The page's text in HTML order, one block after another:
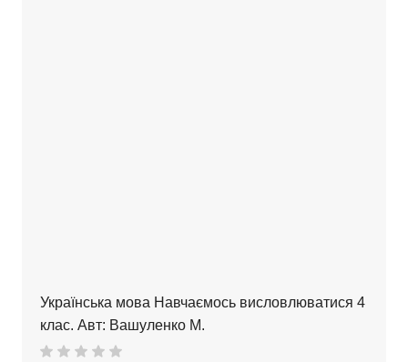
Українська мова Навчаємось висловлюватися 4
клас. Авт: Вашуленко М.